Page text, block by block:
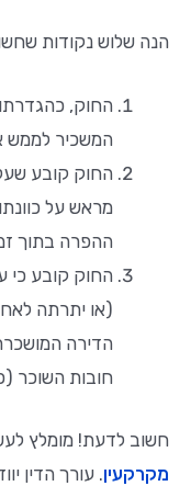
הנה שלוש נקודות
החוק,
המשכיר לממש
החוק קובע
מראש על
ההפרה בתוך
החוק קובע כי
הדירה
חובות השוכר
חשוב לדעת! מומלץ
מקרקעין. עורך הדין